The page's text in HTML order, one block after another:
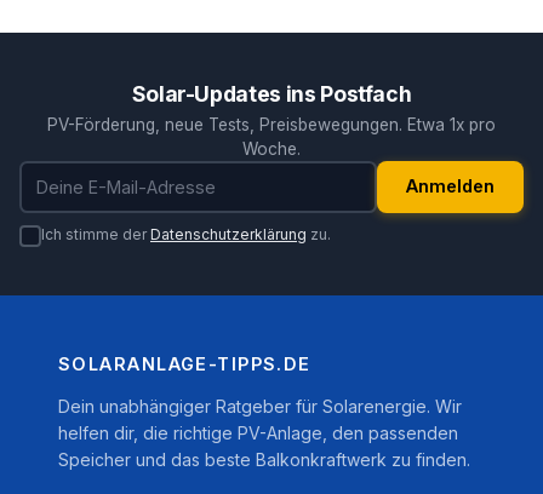
Solar-Updates ins Postfach
PV-Förderung, neue Tests, Preisbewegungen. Etwa 1x pro
Woche.
E-Mail-Adresse
Anmelden
Ich stimme derDatenschutzerklärung zu.
SOLARANLAGE-TIPPS.DE
Dein unabhängiger Ratgeber für Solarenergie. Wir
helfen dir, die richtige PV-Anlage, den passenden
Speicher und das beste Balkonkraftwerk zu finden.